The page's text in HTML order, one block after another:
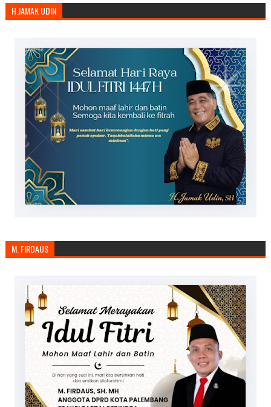
H.JAMAK UDIN
M. FIRDAUS